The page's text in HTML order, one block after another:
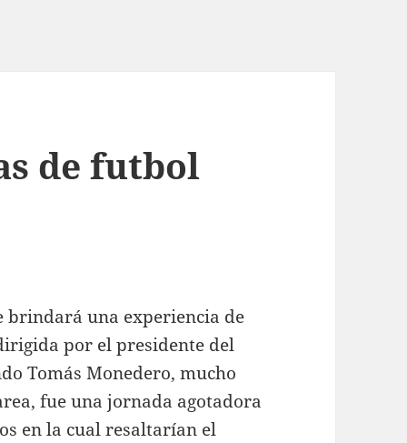
de futbol
brindará una experiencia de
por el presidente del
Tomás Monedero, mucho
fue una jornada agotadora
en la cual resaltarían el